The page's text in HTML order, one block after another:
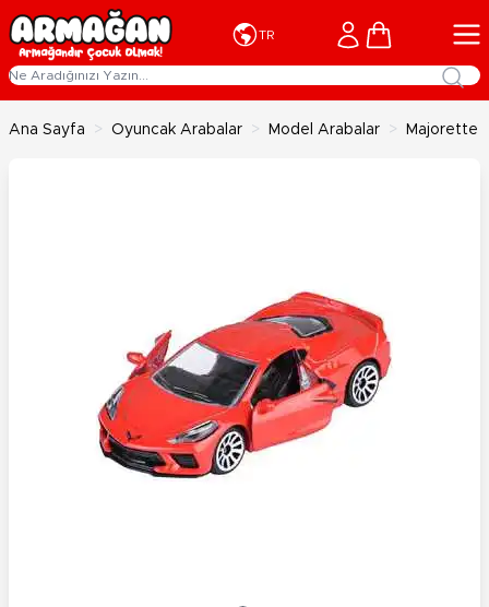
İçeriğe geç
TR Cart
Ana Sayfa > Oyuncak Arabalar > Model Arabalar > Majorette